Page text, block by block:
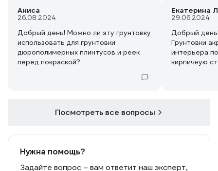
Аниса
26.08.2024
Добрый день! Можно ли эту грунтовку
использовать для грунтовки
дюрополимерных плинтусов и реек
перед покраской?
Екатерина
29.06.2024
Добрый
Грунтовки
интерьера
кирпичную
Посмотреть все вопросы
Нужна помощь?
Задайте вопрос – вам ответит наш эксперт,